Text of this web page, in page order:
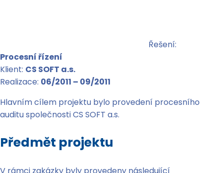
Řešení:
Procesní řízení
Klient: CS SOFT a.s.
Realizace: 06/2011 – 09/2011
Hlavním cílem projektu bylo provedení procesního
auditu společnosti CS SOFT a.s.
Předmět projektu